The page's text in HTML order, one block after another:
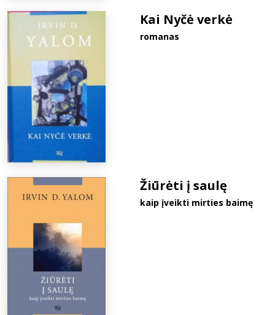
Kai Nyčė verkė
romanas
Žiūrėti į saulę
kaip įveikti mirties baimę